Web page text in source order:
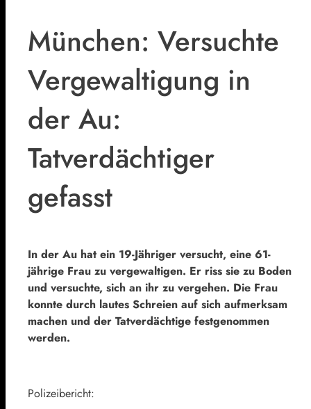
München: Versuchte
Vergewaltigung in
der Au:
Tatverdächtiger
gefasst
In der Au hat ein 19-Jähriger versucht, eine 61-
jährige Frau zu vergewaltigen. Er riss sie zu Boden
und versuchte, sich an ihr zu vergehen. Die Frau
konnte durch lautes Schreien auf sich aufmerksam
machen und der Tatverdächtige festgenommen
werden.
Polizeibericht: